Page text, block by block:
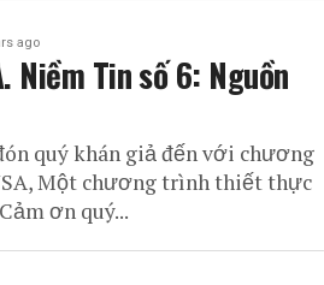
ago
Niềm Tin số 6: Nguồn
quý khán giả đến với chương
Một chương trình thiết thực
ơn quý...